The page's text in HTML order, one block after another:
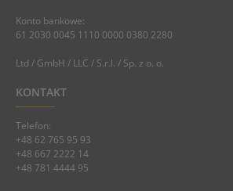
Konto bankowe:
61 2030 0045 1110 0000 0380 2280
Ltd / GmbH / LLC / S.r.l. / Sp. z o. o.
KONTAKT
Telefon:
+48 62 765 95 93
+48 667 2222 14
+48 781 4444 95